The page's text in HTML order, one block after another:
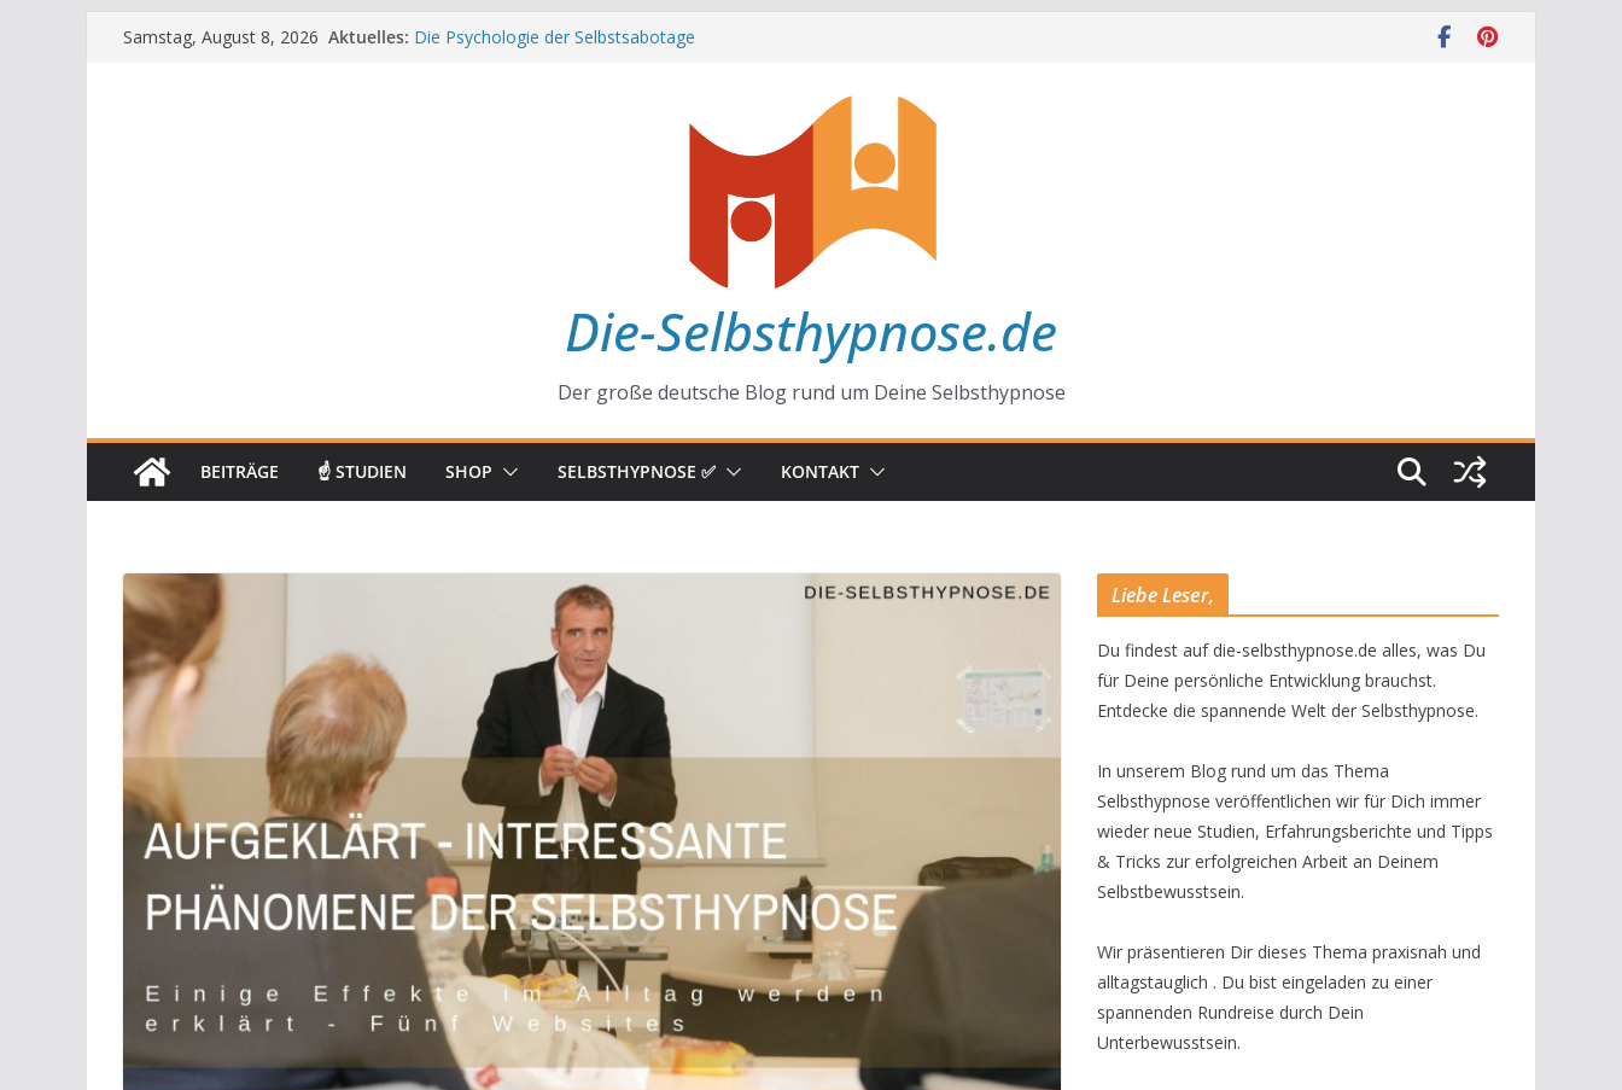
ZumSamstag, August 8, 2026 Aktuelles: Die Psychologie der Selbstsabotage
Die-Selbsthypnose.de
Der große deutsche Blog rund um Deine Selbsthypnose
BEITRÄGE ☝ STUDIEN SHOP SELBSTHYPNOSE ✅ KONTAKT
Liebe Leser,
Du findest auf die-selbsthypnose.de alles, was Du
für Deine persönliche Entwicklung brauchst.
Entdecke die spannende Welt der Selbsthypnose.
In unserem Blog rund um das Thema
Selbsthypnose veröffentlichen wir für Dich immer
wieder neue Studien, Erfahrungsberichte und Tipps
& Tricks zur erfolgreichen Arbeit an Deinem
Selbstbewusstsein.
Wir präsentieren Dir dieses Thema praxisnah und
alltagstauglich . Du bist eingeladen zu einer
spannenden Rundreise durch Dein
Unterbewusstsein.